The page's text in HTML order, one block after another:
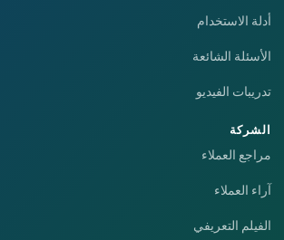
أدلة الاستخدام
الأسئلة الشائعة
تدريبات الفيديو
الشركة
مراجع العملاء
آراء العملاء
الفيلم التعريفي